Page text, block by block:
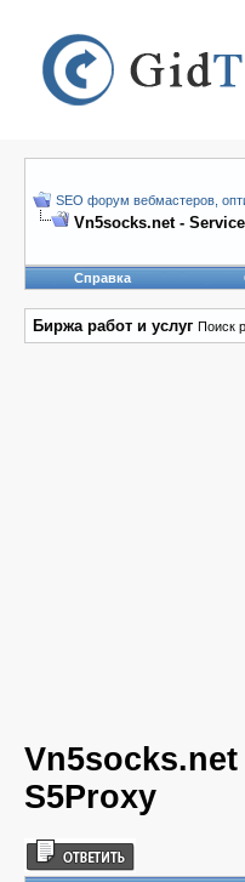
SEO форум вебмастеров,
Vn5socks.net -
Справка
Биржа работ и услуг Поиск
S5Proxy